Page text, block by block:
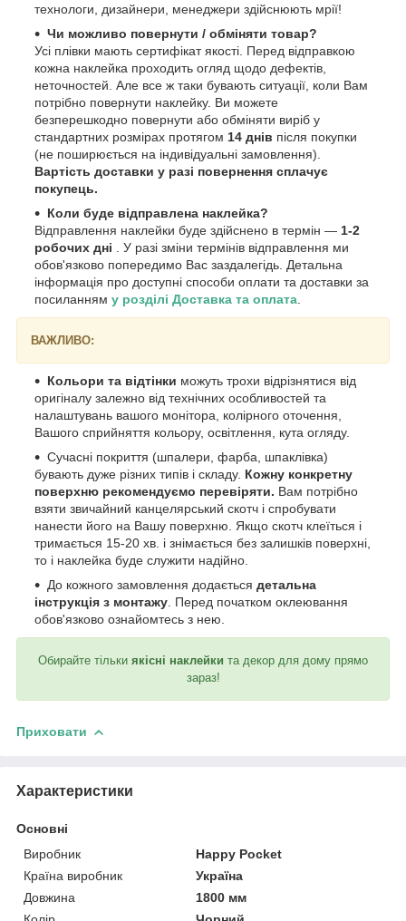
технологи, дизайнери, менеджери здійснюють мрії!
Чи можливо повернути / обміняти товар?
Усі плівки мають сертифікат якості. Перед відправкою
кожна наклейка проходить огляд щодо дефектів,
неточностей. Але все ж таки бувають ситуації, коли Вам
потрібно повернути наклейку. Ви можете
безперешкодно повернути або обміняти виріб у
стандартних розмірах протягом 14 днів після покупки
(не поширюється на індивідуальні замовлення).
Вартість доставки у разі повернення сплачує
покупець.
Коли буде відправлена наклейка?
Відправлення наклейки буде здійснено в термін — 1-2
робочих дні . У разі зміни термінів відправлення ми
обов'язково попередимо Вас заздалегідь. Детальна
інформація про доступні способи оплати та доставки за
посиланням у розділі Доставка та оплата
ВАЖЛИВО:
Кольори та відтінки можуть трохи відрізнятися від
оригіналу залежно від технічних особливостей та
налаштувань вашого монітора, колірного оточення,
Вашого сприйняття кольору, освітлення, кута огляду.
Сучасні покриття (шпалери, фарба, шпаклівка)
бувають дуже різних типів і складу. Кожну конкретну
поверхню рекомендуємо перевіряти. Вам потрібно
взяти звичайний канцелярський скотч і спробувати
нанести його на Вашу поверхню. Якщо скотч клеїться і
тримається 15-20 хв. і знімається без залишків поверхні,
то і наклейка буде служити надійно.
До кожного замовлення додається детальна
інструкція з монтажу . Перед початком оклеювання
обов'язково ознайомтесь з нею.
Обирайте тільки якісні наклейки та декор для дому прямо
зараз!
Приховати
Характеристики
Основні
Виробник
Happy Pocket
Країна виробник
Україна
Довжина
1800 мм